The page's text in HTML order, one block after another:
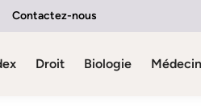
Contactez-nous
Droit Biologie